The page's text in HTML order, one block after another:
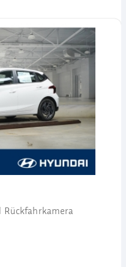
Rückfahrkamera